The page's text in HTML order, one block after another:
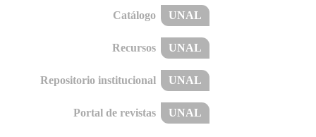
Catálogo UNAL
Recursos UNAL
Repositorio institucional UNAL
Portal de revistas UNAL